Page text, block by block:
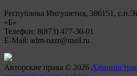
Республика Ингушетия, 386151,
«Б»
Телефон: 8(873) 477-30-01
E-Mail: adm-nazr@mail.ru
Авторские права © 2026